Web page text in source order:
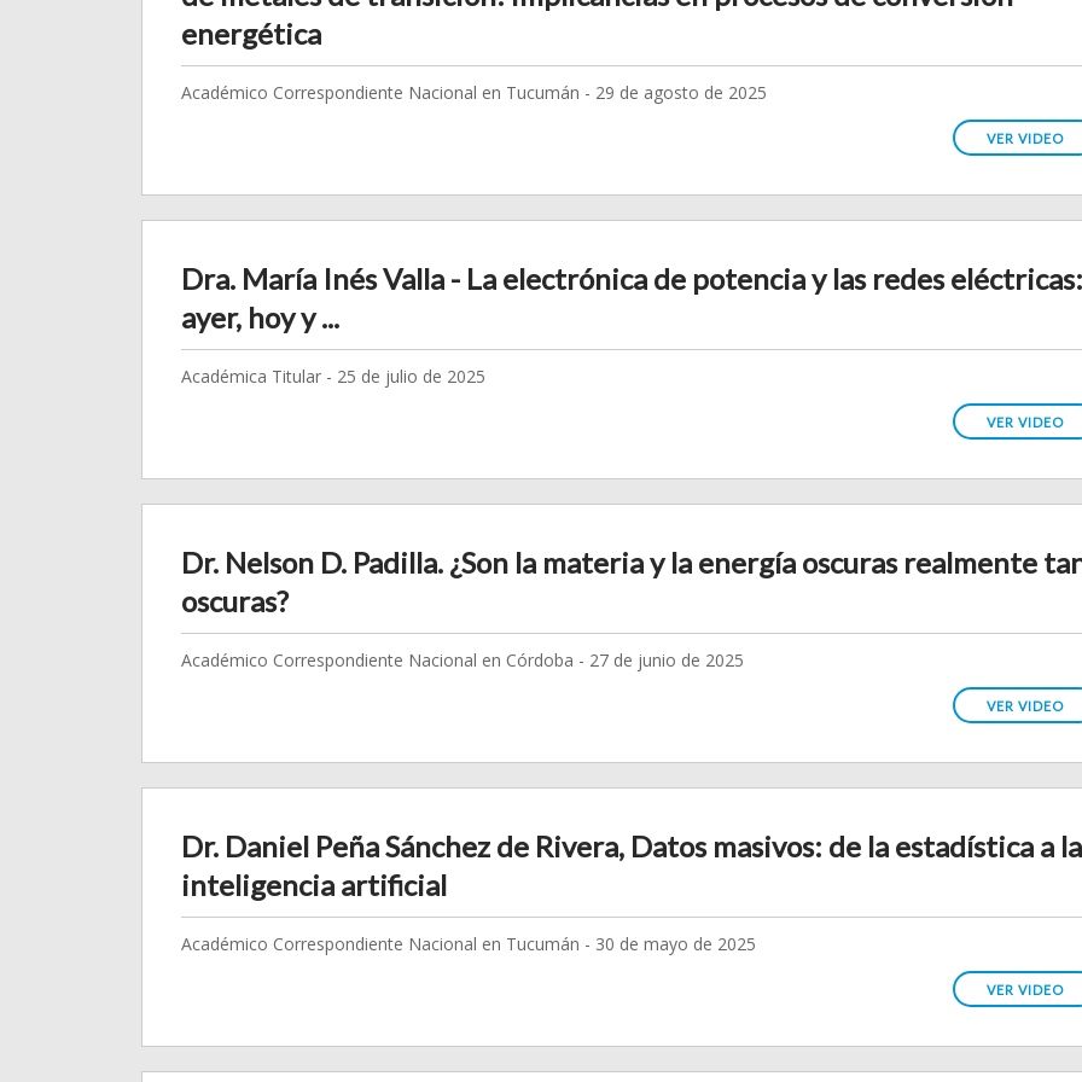
energética
Académico Correspondiente Nacional en Tucumán - 29 de agosto de 2025
VER VIDEO
Dra. María Inés Valla - La electrónica de potencia y las redes eléctricas:
ayer, hoy y ...
Académica Titular - 25 de julio de 2025
VER VIDEO
Dr. Nelson D. Padilla. ¿Son la materia y la energía oscuras realmente
oscuras?
Académico Correspondiente Nacional en Córdoba - 27 de junio de 2025
VER VIDEO
Dr. Daniel Peña Sánchez de Rivera, Datos masivos: de la estadística a la
inteligencia artificial
Académico Correspondiente Nacional en Tucumán - 30 de mayo de 2025
VER VIDEO